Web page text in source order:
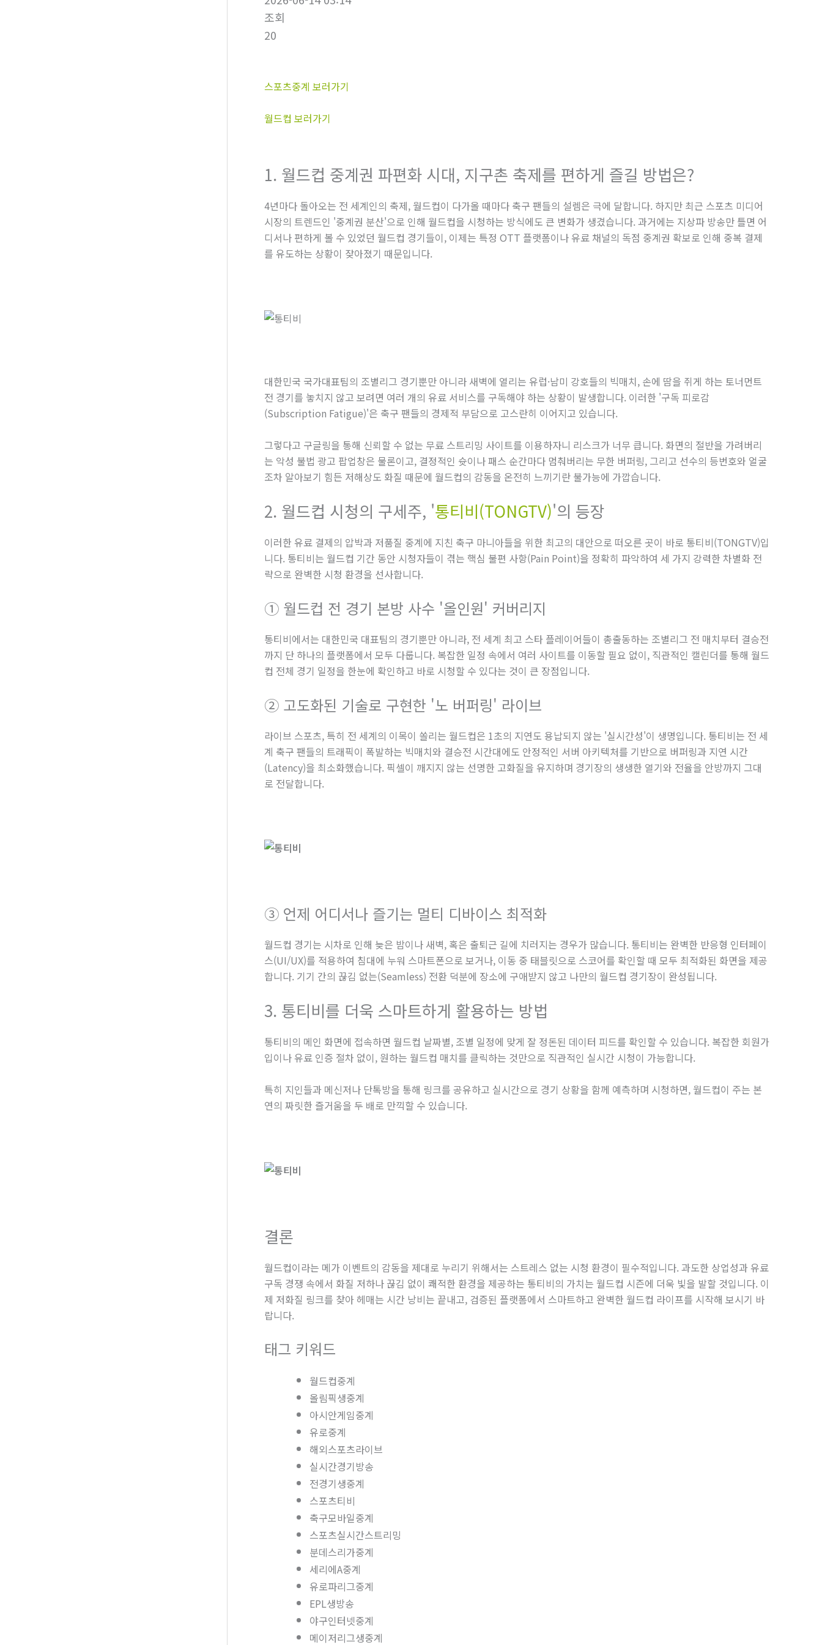
조회
20
스포츠중계 보러가기
월드컵 보러가기
1. 월드컵 중계권 파편화 시대, 지구촌 축제를 편하게 즐길 방법은?
4년마다 돌아오는 전 세계인의 축제, 월드컵이 다가올 때마다 축구 팬들의 설렘은 극에 달합니다. 하지만 최근 스포츠 미디어
시장의 트렌드인 '중계권 분산'으로 인해 월드컵을 시청하는 방식에도 큰 변화가 생겼습니다. 과거에는 지상파 방송만 틀면 어
디서나 편하게 볼 수 있었던 월드컵 경기들이, 이제는 특정 OTT 플랫폼이나 유료 채널의 독점 중계권 확보로 인해 중복 결제
를 유도하는 상황이 잦아졌기 때문입니다.
대한민국 국가대표팀의 조별리그 경기뿐만 아니라 새벽에 열리는 유럽·남미 강호들의 빅매치, 손에 땀을 쥐게 하는 토너먼트
전 경기를 놓치지 않고 보려면 여러 개의 유료 서비스를 구독해야 하는 상황이 발생합니다. 이러한 '구독 피로감
(Subscription Fatigue)'은 축구 팬들의 경제적 부담으로 고스란히 이어지고 있습니다.
그렇다고 구글링을 통해 신뢰할 수 없는 무료 스트리밍 사이트를 이용하자니 리스크가 너무 큽니다. 화면의 절반을 가려버리
는 악성 불법 광고 팝업창은 물론이고, 결정적인 슛이나 패스 순간마다 멈춰버리는 무한 버퍼링, 그리고 선수의 등번호와 얼굴
조차 알아보기 힘든 저해상도 화질 때문에 월드컵의 감동을 온전히 느끼기란 불가능에 가깝습니다.
2. 월드컵 시청의 구세주, '통티비(TONGTV)'의 등장
이러한 유료 결제의 압박과 저품질 중계에 지친 축구 마니아들을 위한 최고의 대안으로 떠오른 곳이 바로 통티비(TONGTV)입
니다. 통티비는 월드컵 기간 동안 시청자들이 겪는 핵심 불편 사항(Pain Point)을 정확히 파악하여 세 가지 강력한 차별화 전
략으로 완벽한 시청 환경을 선사합니다.
① 월드컵 전 경기 본방 사수 '올인원' 커버리지
통티비에서는 대한민국 대표팀의 경기뿐만 아니라, 전 세계 최고 스타 플레이어들이 총출동하는 조별리그 전 매치부터 결승전
까지 단 하나의 플랫폼에서 모두 다룹니다. 복잡한 일정 속에서 여러 사이트를 이동할 필요 없이, 직관적인 캘린더를 통해 월드
컵 전체 경기 일정을 한눈에 확인하고 바로 시청할 수 있다는 것이 큰 장점입니다.
② 고도화된 기술로 구현한 '노 버퍼링' 라이브
라이브 스포츠, 특히 전 세계의 이목이 쏠리는 월드컵은 1초의 지연도 용납되지 않는 '실시간성'이 생명입니다. 통티비는 전 세
계 축구 팬들의 트래픽이 폭발하는 빅매치와 결승전 시간대에도 안정적인 서버 아키텍처를 기반으로 버퍼링과 지연 시간
(Latency)을 최소화했습니다. 픽셀이 깨지지 않는 선명한 고화질을 유지하며 경기장의 생생한 열기와 전율을 안방까지 그대
로 전달합니다.
③ 언제 어디서나 즐기는 멀티 디바이스 최적화
월드컵 경기는 시차로 인해 늦은 밤이나 새벽, 혹은 출퇴근 길에 치러지는 경우가 많습니다. 통티비는 완벽한 반응형 인터페이
스(UI/UX)를 적용하여 침대에 누워 스마트폰으로 보거나, 이동 중 태블릿으로 스코어를 확인할 때 모두 최적화된 화면을 제공
합니다. 기기 간의 끊김 없는(Seamless) 전환 덕분에 장소에 구애받지 않고 나만의 월드컵 경기장이 완성됩니다.
3. 통티비를 더욱 스마트하게 활용하는 방법
통티비의 메인 화면에 접속하면 월드컵 날짜별, 조별 일정에 맞게 잘 정돈된 데이터 피드를 확인할 수 있습니다. 복잡한 회원가
입이나 유료 인증 절차 없이, 원하는 월드컵 매치를 클릭하는 것만으로 직관적인 실시간 시청이 가능합니다.
특히 지인들과 메신저나 단톡방을 통해 링크를 공유하고 실시간으로 경기 상황을 함께 예측하며 시청하면, 월드컵이 주는 본
연의 짜릿한 즐거움을 두 배로 만끽할 수 있습니다.
결론
월드컵이라는 메가 이벤트의 감동을 제대로 누리기 위해서는 스트레스 없는 시청 환경이 필수적입니다. 과도한 상업성과 유료
구독 경쟁 속에서 화질 저하나 끊김 없이 쾌적한 환경을 제공하는 통티비의 가치는 월드컵 시즌에 더욱 빛을 발할 것입니다. 이
제 저화질 링크를 찾아 헤매는 시간 낭비는 끝내고, 검증된 플랫폼에서 스마트하고 완벽한 월드컵 라이프를 시작해 보시기 바
랍니다.
태그 키워드
월드컵중계
올림픽생중계
아시안게임중계
유로중계
해외스포츠라이브
실시간경기방송
전경기생중계
스포츠티비
축구모바일중계
스포츠실시간스트리밍
분데스리가중계
세리에A중계
유로파리그중계
EPL생방송
야구인터넷중계
메이저리그생중계